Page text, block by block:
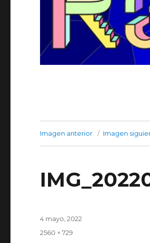
Imagen anterior Imagen
Publicado
el
4 mayo, 2022
Tamaño
2560 × 729